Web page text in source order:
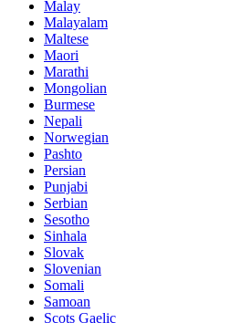
Malay
Malayalam
Maltese
Maori
Marathi
Mongolian
Burmese
Nepali
Norwegian
Pashto
Persian
Punjabi
Serbian
Sesotho
Sinhala
Slovak
Slovenian
Somali
Samoan
Scots Gaelic